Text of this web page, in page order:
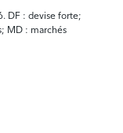
DF : devise forte;
MD : marchés